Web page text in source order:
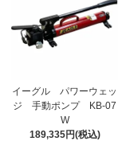
イーグル パワーウェッ
ジ 手動ポンプ KB-07
W
189,335円(税込)